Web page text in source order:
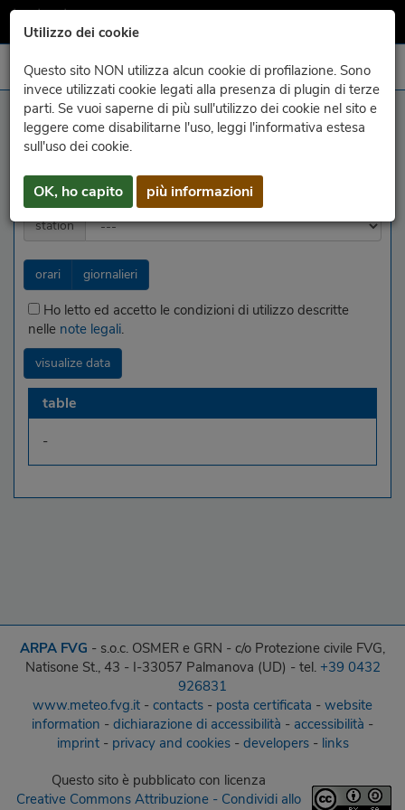
Utilizzo dei cookie
Questo sito NON utilizza alcun cookie di profilazione. Sono
invece utilizzati cookie legati alla presenza di plugin di terze
parti. Se vuoi saperne di più sull'utilizzo dei cookie nel sito e
leggere come disabilitarne l'uso, leggi l'informativa estesa
sull'uso dei cookie.
OK, ho capito più informazioni
archive - data
year month
station
orari giornalieri
Ho letto ed accetto le condizioni di utilizzo descritte
nelle note legali.
visualize data
table
-
ARPA FVG - s.o.c. OSMER e GRN - c/o Protezione civile FVG,
Natisone St., 43 - I-33057 Palmanova (UD) - tel. +39 0432
926831
www.meteo.fvg.it - contacts - posta certificata - website
information - dichiarazione di accessibilità - accessibilità -
imprint- privacy and cookies- developers- links
Questo sitoè pubblicato con licenza
Creative Commons Attribuzione - Condividi allo